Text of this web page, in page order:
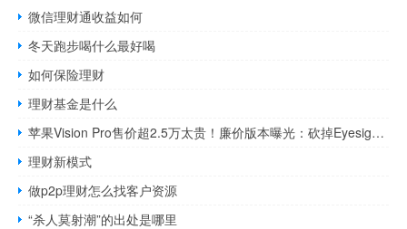
微信理财通收益如何
冬天跑步喝什么最好喝
如何保险理财
理财基金是什么
苹果Vision Pro售价超2.5万太贵！廉价版本曝光：砍掉Eyesight功能
理财新模式
做p2p理财怎么找客户资源
“杀人莫射潮”的出处是哪里